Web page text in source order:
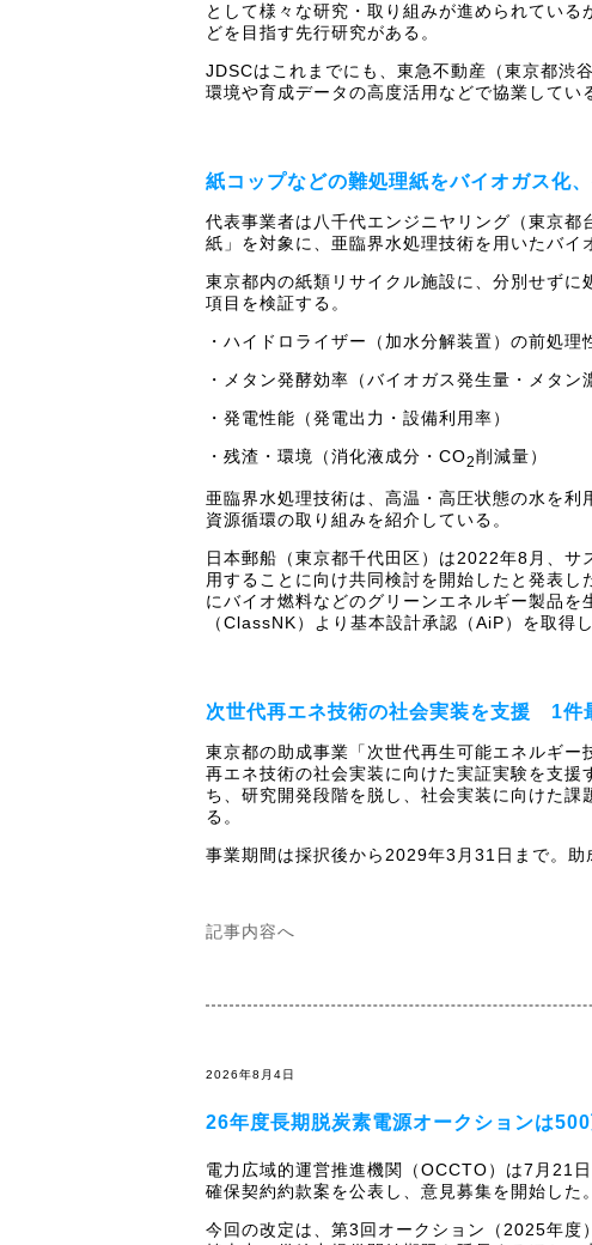
として様々な研究・取り組みが進められてい
どを目指す先行研究がある。
JDSCはこれまでにも、東急不動産（東京都渋
環境や育成データの高度活用などで協業してい
紙コップなどの難処理紙をバイオガス化
代表事業者は八千代エンジニヤリング（東京
紙」を対象に、亜臨界水処理技術を用いたバイ
東京都内の紙類リサイクル施設に、分別せず
項目を検証する。
・ハイドロライザー（加水分解装置）の前処理
・メタン発酵効率（バイオガス発生量・メタン
・発電性能（発電出力・設備利用率）
・残渣・環境（消化液成分・CO2削減量）
亜臨界水処理技術は、高温・高圧状態の水を
資源循環の取り組みを紹介している。
日本郵船（東京都千代田区）は2022年8月、サ
用することに向け共同検討を開始したと発表
にバイオ燃料などのグリーンエネルギー製品
（ClassNK）より基本設計承認（AiP）を取得
次世代再エネ技術の社会実装を支援 1件
東京都の助成事業「次世代再生可能エネルギ
再エネ技術の社会実装に向けた実証実験を支
ち、研究開発段階を脱し、社会実装に向けた
る。
事業期間は採択後から2029年3月31日まで。
記事内容へ
2026年8月4日
26年度長期脱炭素電源オークションは
電力広域的運営推進機関（OCCTO）は7月21
確保契約約款案を公表し、意見募集を開始した。
今回の改定は、第3回オークション（2025年